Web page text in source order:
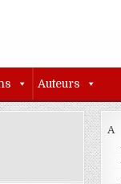
Auteurs
A